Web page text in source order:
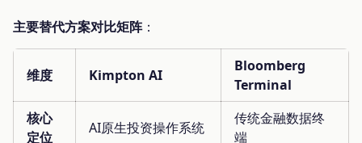
主要替代方案对比矩阵：
维度 Kimpton AI
Bloomberg
Terminal
核心
定位
AI原生投资操作系统
传统金融数据终
端